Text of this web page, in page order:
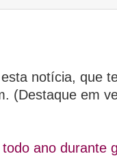
notícia, que
(Destaque em
ano durante